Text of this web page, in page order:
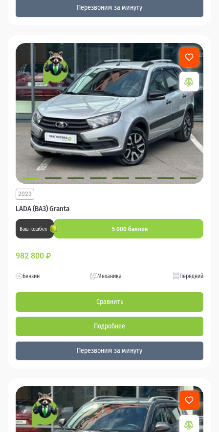
Перезвоним за минуту
LADA (ВАЗ) Granta
2023
Ваш кешбек 5 000 баллов
982 800 ₽
Бензин Механика Передний
Сравнить
Подробнее
Перезвоним за минуту